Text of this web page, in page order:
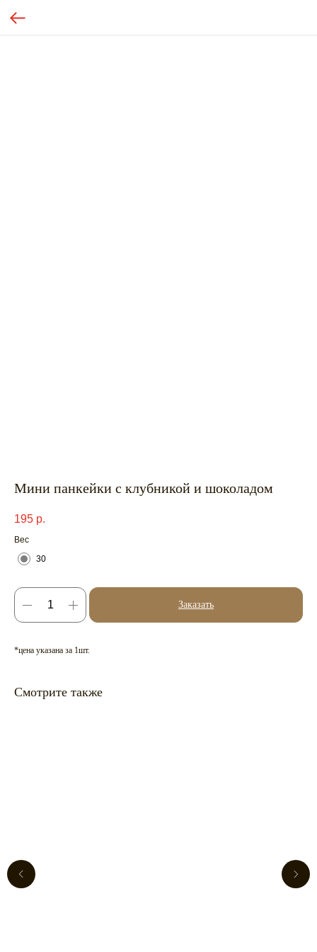
Мини панкейки с клубникой и шоколадом
195 р.
Вес
30
Заказать
*цена указана за 1шт.
Смотрите также